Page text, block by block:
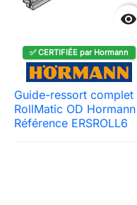

✅ CERTIFIÉE par Hormann
Guide-ressort complet
RollMatic OD Hormann
Référence ERSROLL6